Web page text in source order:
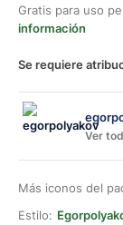
Gratis para uso
información
Se requiere
Ver
Más iconos del
Estilo: